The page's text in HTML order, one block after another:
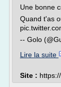
Une bonne
Quand t'as
-- Golo
Lire la suite
Site :